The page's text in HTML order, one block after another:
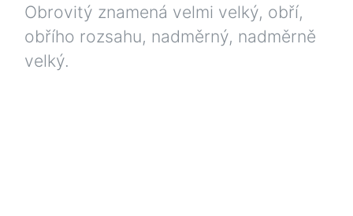
Obrovitý znamená velmi velký, obří,
obřího rozsahu, nadměrný, nadměrně
velký.